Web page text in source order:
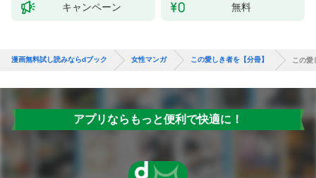
キャンペーン 無料
漫画無料試し読みならdブック 女性マンガ この愛しき者を【分冊】 この愛
アプリならもっと便利で快適に！